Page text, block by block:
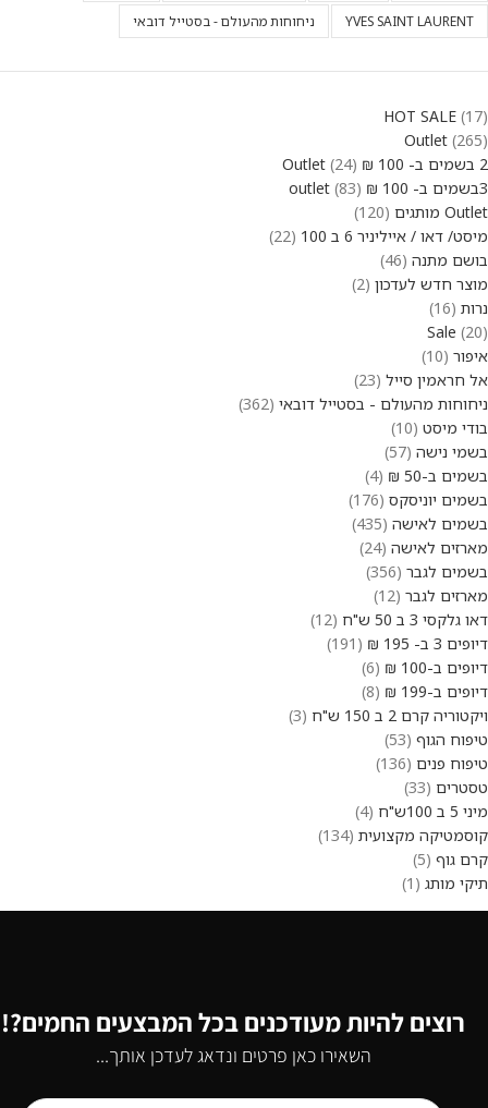
YVES SAINT LAURENT
ניחוחות מהעולם - בסטייל דובאי
HOT SALE 17
Outlet 265
2 בשמים ב- 100 ₪ Outlet
24
3בשמים ב- 100 ₪ outlet
83
Outlet מותגים
120
מיסט/ דאו / אייליניר 6 ב 100
22
בושם מתנה 46
מוצר חדש לעדכון 2
נרות 16
Sale 20
איפור 10
אל חראמין סייל 23
ניחוחות מהעולם - בסטייל דובאי 362
בודי מיסט 10
בשמי נישה 57
בשמים ב-50 ₪
4
בשמים יוניסקס 176
בשמים לאישה 435
מארזים לאישה 24
בשמים לגבר 356
מארזים לגבר 12
דאו גלקסי 3 ב 50 ש"ח
12
דיופים 3 ב- 195 ₪
191
דיופים ב-100 ₪
6
דיופים ב-199 ₪
8
ויקטוריה קרם 2 ב 150 ש"ח
3
טיפוח הגוף 53
טיפוח פנים 136
טסטרים 33
מיני 5 ב 100ש"ח
4
קוסמטיקה מקצועית 134
קרם גוף 5
תיקי מותג
1
רוצים להיות מעודכנים בכל המבצעים החמים?!
השאירו כאן פרטים ונדאג לעדכן אותך...